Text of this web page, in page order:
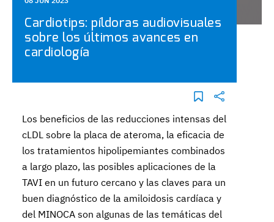
Cardiotips: píldoras audiovisuales
sobre los últimos avances en
cardiología
Los beneficios de las reducciones intensas del
cLDL sobre la placa de ateroma, la eficacia de
los tratamientos hipolipemiantes combinados
a largo plazo, las posibles aplicaciones de la
TAVI en un futuro cercano y las claves para un
buen diagnóstico de la amiloidosis cardíaca y
del MINOCA son algunas de las temáticas del